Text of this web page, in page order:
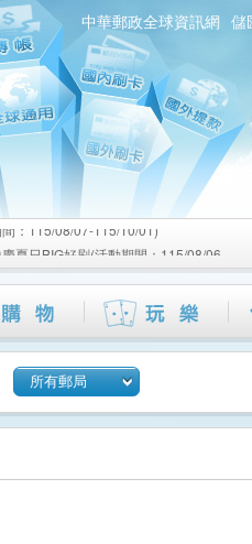
中華郵政全球資訊網 儲
：115/08/07-115/10/01)
夏日BIG好刷(活動期間：115/08/06-
禮(活動期間：115/08/06-115/09/02)
：115/08/07-115/10/01)
夏日BIG好刷(活動期間：115/08/06-
禮(活動期間：115/08/06-115/09/02)
所有郵局